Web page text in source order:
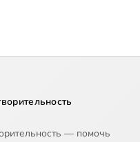
— помочь